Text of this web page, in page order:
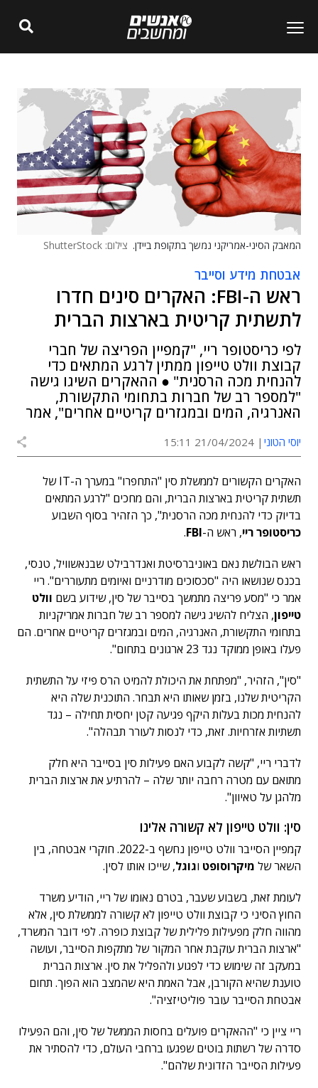
המאבק הסיני-אמריקני נמשך בתקופת ביידן. צילום: ShutterStock
אבטחת מידע וסייבר
ראש ה-FBI: האקרים סינים חדרו
לתשתית קריטית בארצות הברית
לפי כריסטופר ריי, "קמפיין הפריצה של חברי
קבוצת וולט טייפון ממתין לרגע המתאים כדי
להנחית מכה הרסנית" ● ההאקרים השיגו גישה
"למספר רב של חברות בתחומי התקשורת,
האנרגיה, המים ובמגזרים קריטיים אחרים", אמר
יוסי הטוני 21/04/2024 15:11
האקרים הקשורים לממשלת סין "התחפרו" במערך ה-IT של
תשתית קריטית בארצות הברית, והם מחכים "לרגע המתאים
בדיוק כדי להנחית מכה הרסנית", כך הזהיר בסוף השבוע
כריסטופר ריי, ראש ה-FBI
.
ראש הבולשת נאם באוניברסיטת ואנדרבילט שבנאשוויל, טנסי,
בכנס שנושאו היה "סכסוכים מודרניים ואיומים מתעוררים". ריי
אמר כי "מסע פריצה מתמשך בסייבר של סין, שידוע בשם וולט
טייפון, הצליח להשיג גישה למספר רב של חברות אמריקניות
בתחומי התקשורת, האנרגיה, המים ובמגזרים קריטיים אחרים. הם
פעלו באופן ממוקד נגד 23 ארגונים בתחום".
"סין", הזהיר, "מפתחת את היכולת להמיט הרס פיזי על התשתית
הקריטית שלנו, בזמן שאותו היא תבחר. התוכנית שלה היא
להנחית מכות בעלות היקף פגיעה קטן יחסית תחילה – נגד
תשתיות אזרחיות. זאת, כדי לנסות לעורר תבהלה".
לדברי ריי, "קשה לקבוע האם פעילות סין בסייבר היא חלק
מתואם עם מטרה רחבה יותר שלה – להרתיע את ארצות הברית
מלהגן על טאיוון".
סין: וולט טייפון לא קשורה אלינו
קמפיין הסייבר וולט טייפון נחשף ב-2022. חוקרי אבטחה, בין
השאר של מיקרוסופט וגוגל, שייכו אותו לסין.
לעומת זאת, בשבוע שעבר, בטרם נאומו של ריי, הודיע משרד
החוץ הסיני כי קבוצת וולט טייפון לא קשורה לממשלת סין, אלא
מהווה חלק מפעילות פלילית של קבוצת כופרה. לפי דובר המשרד,
"ארצות הברית עוקבת אחר המקור של מתקפות הסייבר, ועושה
במעקב זה שימוש כדי לפגוע ולהפליל את סין. ארצות הברית
טוענת שהיא הקורבן, אבל האמת היא שהמצב הוא הפוך. תחום
אבטחת הסייבר עובר פוליטיזציה".
ריי ציין כי "ההאקרים פועלים בחסות הממשל של סין, והם הפעילו
סדרה של רשתות בוטים שפגעו ברחבי העולם, כדי להסתיר את
פעילות הסייבר הזדונית שלהם".